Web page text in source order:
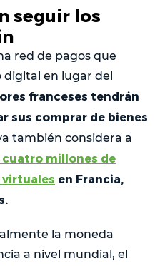
seguir los
red de pagos que
digital en lugar del
franceses tendrán
sus comprar de bienes
también considera a
millones de
en Francia,
la moneda
a nivel mundial, el